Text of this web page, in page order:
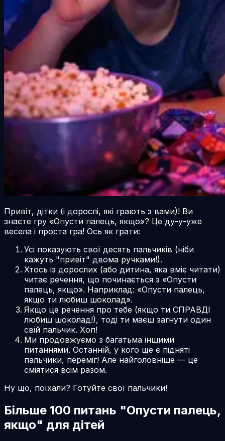
Привіт, дітки (і дорослі, які грають з вами)! Ви
знаєте гру «Опусти палець, якщо»? Це ду-у-уже
весела і проста гра! Ось як грати:
Усі показують свої десять пальчиків (ніби
кажуть "привіт" двома ручками!).
Хтось із дорослих (або дитина, яка вміє читати)
читає речення, що починається з «Опусти
палець, якщо». Наприклад: «Опусти палець,
якщо ти любиш шоколад».
Якщо це речення про тебе (якщо ти СПРАВДІ
любиш шоколад!), тоді ти маєш загнути один
свій пальчик. Хоп!
Ми продовжуємо з багатьма іншими
питаннями. Останній, у кого ще є підняті
пальчики, переміг! Але найголовніше — це
сміятися всім разом.
Ну що, поїхали? Готуйте свої пальчики!
Більше 100 питань "Опусти палець,
якщо" для дітей